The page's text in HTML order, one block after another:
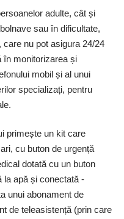
adulte, cât și
sau în dificultate,
nu pot asigura 24/24
în monitorizarea și
mobil și al unui
specializați, pentru
primește un kit care
cu buton de urgență
dotată cu un buton
la apă și conectată
unui abonament de
de teleasistență (prin care